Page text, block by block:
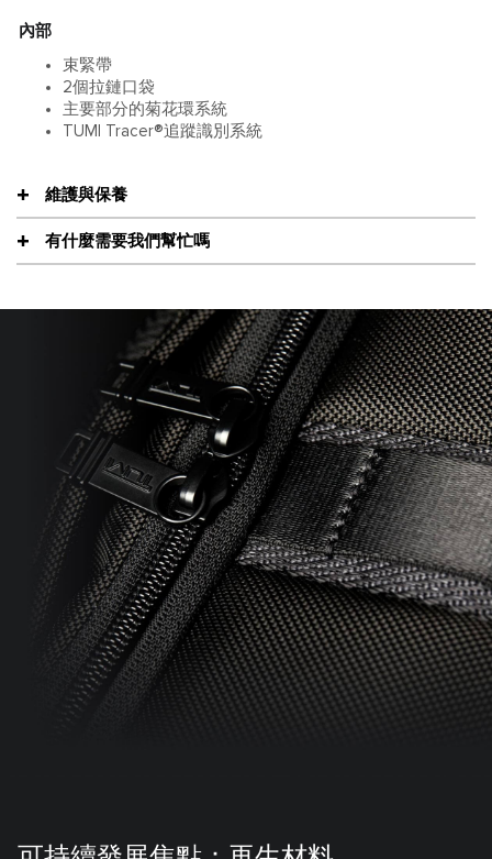
內部
束緊帶
2個拉鏈口袋
主要部分的菊花環系統
TUMI Tracer®追蹤識別系統
維護與保養
有什麼需要我們幫忙嗎